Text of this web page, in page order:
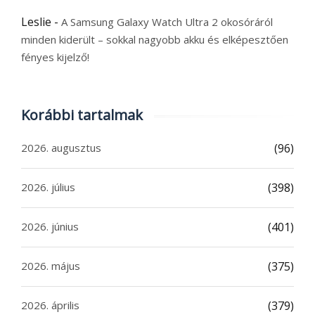
Leslie - A Samsung Galaxy Watch Ultra 2 okosóráról
minden kiderült – sokkal nagyobb akku és elképesztően
fényes kijelző!
Korábbi tartalmak
2026. augusztus (96)
2026. július (398)
2026. június (401)
2026. május (375)
2026. április (379)